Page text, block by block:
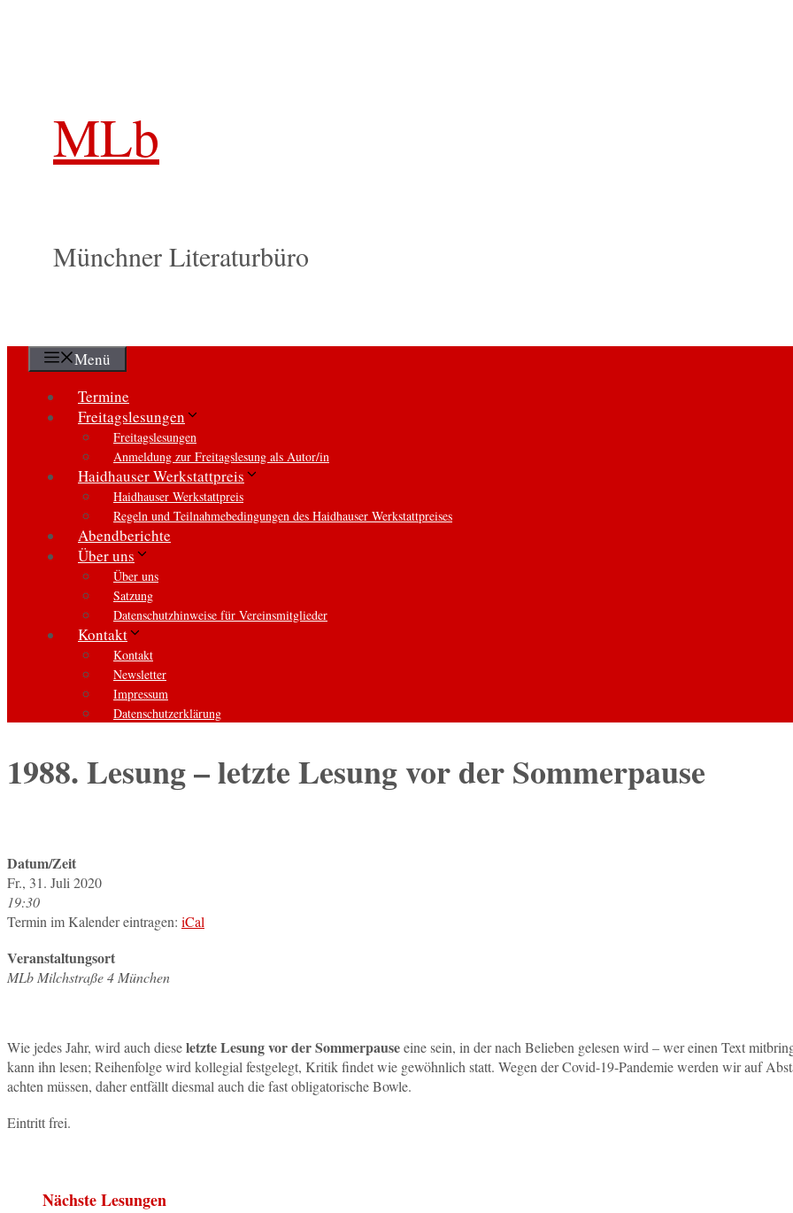
MLb
Münchner Literaturbüro
Menü
Termine
Freitagslesungen
Freitagslesungen
Anmeldung zur Freitagslesung als Autor/in
Haidhauser Werkstattpreis
Haidhauser Werkstattpreis
Regeln und Teilnahmebedingungen des Haidhauser Werkstattpreises
Abendberichte
Über uns
Über uns
Satzung
Datenschutzhinweise für Vereinsmitglieder
Kontakt
Kontakt
Newsletter
Impressum
Datenschutzerklärung
1988. Lesung – letzte Lesung vor der Sommerpause
Datum/Zeit
Fr., 31. Juli 2020
19:30
Termin im Kalender eintragen: iCal
Veranstaltungsort
MLb Milchstraße 4 München
Wie jedes Jahr, wird auch dieseletzte Lesung vor der Sommerpauseeine sein, in der nach Belieben gelesen wird – wer einen Text
kann ihn lesen; Reihenfolge wird kollegial festgelegt, Kritik findet wie gewöhnlich statt. Wegen der Covid-19-Pandemie werden wir auf
achten müssen, daher entfällt diesmal auch die fast obligatorische Bowle.
Eintritt frei.
Nächste Lesungen